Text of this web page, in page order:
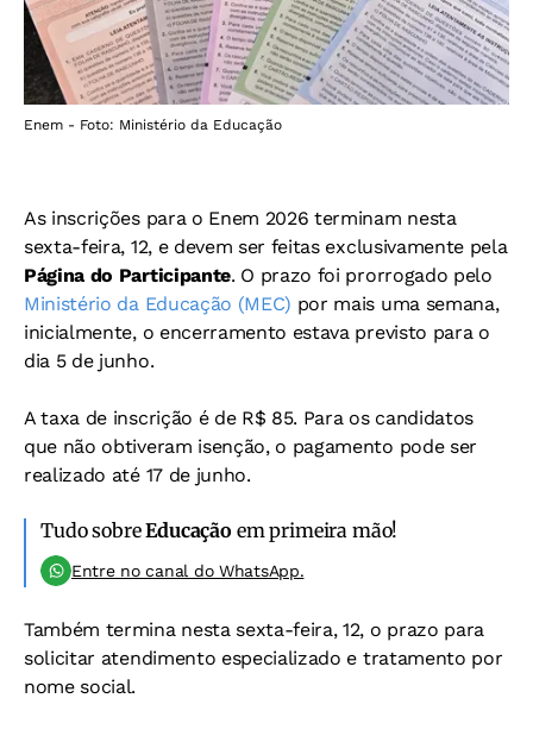
Enem - Foto: Ministério da Educação
As inscrições para o Enem 2026 terminam nesta
sexta-feira, 12, e devem ser feitas exclusivamente pela
Página do Participante. O prazo foi prorrogado pelo
Ministério da Educação (MEC) por mais uma semana,
inicialmente, o encerramento estava previsto para o
dia 5 de junho.
A taxa de inscrição é de R$ 85. Para os candidatos
que não obtiveram isenção, o pagamento pode ser
realizado até 17 de junho.
Tudo sobreEducação em primeira mão!
Entre no canal do WhatsApp.
Também termina nesta sexta-feira, 12, o prazo para
solicitar atendimento especializado e tratamento por
nome social.